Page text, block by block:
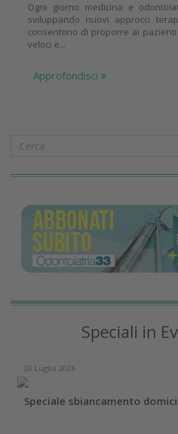
Ogni giorno medicina e
sviluppando nuovi approcci
consentono di proporre ai
veloci e...
Approfondisci
Speciali in
20 Luglio 2026
Speciale sbiancamento